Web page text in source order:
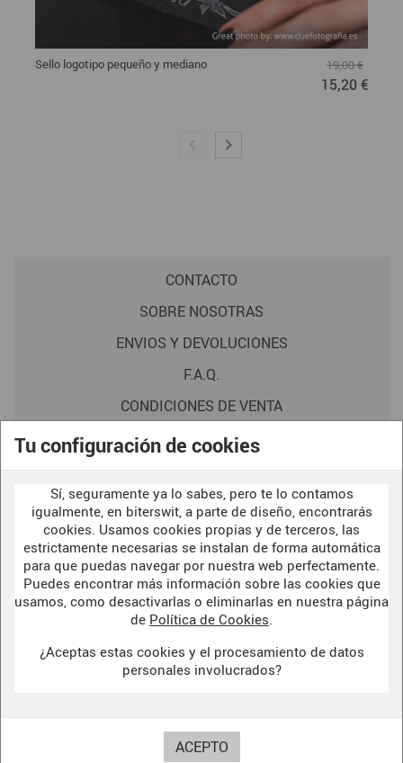
Tu configuración de cookies
Sí, seguramente ya lo sabes, pero te lo contamos
igualmente, en biterswit, a parte de diseño, encontrarás
cookies. Usamos cookies propias y de terceros, las
estrictamente necesarias se instalan de forma automática
para que puedas navegar por nuestra web perfectamente.
Puedes encontrar más información sobre las cookies que
usamos, como desactivarlas o eliminarlas en nuestra página
de Política de Cookies.
¿Aceptas estas cookies y el procesamiento de datos
personales involucrados?
Sello logotipo pequeño y mediano 19,00 €
15,20 €
CONTACTO
SOBRE NOSOTRAS
ENVIOS Y DEVOLUCIONES
F.A.Q.
CONDICIONES DE VENTA
POLITICA DE PRIVACIDAD
AVISO LEGAL
POLÍTICA DE COOKIES
WELCOME TO OUR
DARK SIDE
BITERSWIT STUDIO
DARK SIDE